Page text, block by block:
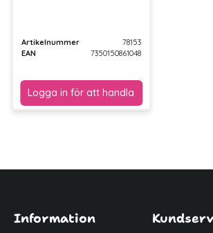
Artikelnummer
78153
EAN
7350150861048
Information